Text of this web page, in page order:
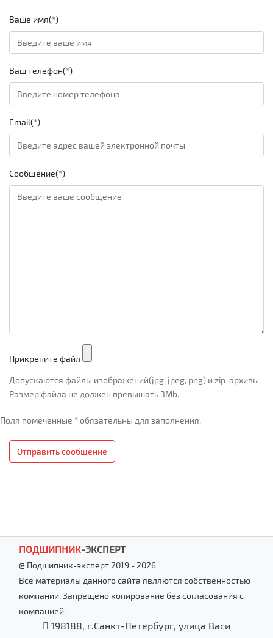
Ваше имя(*)
Ваш телефон(*)
Email(*)
Сообщение(*)
Прикрепите файл
Допускаются файлы изображений(jpg, jpeg, png) и zip-архивы.
Размер файла не должен превышать 3Mb.
Поля помеченные * обязательны для заполнения.
Отправить сообщение
ПОДШИПНИК-ЭКСПЕРТ
@ Подшипник-эксперт 2019 - 2026
Все материалы данного сайта являются собственностью
компании. Запрещено копирование без согласования с
компанией.
198188, г.Санкт-Петербург, улица Васи